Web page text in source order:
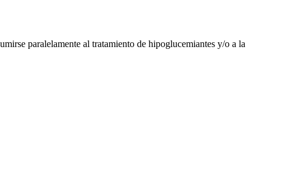
paralelamente al tratamiento de hipoglucemiantes y/o a la